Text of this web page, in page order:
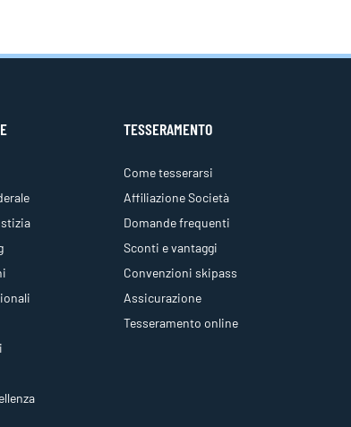
TESSERAMENTO
Come tesserarsi
Affiliazione Società
Domande frequenti
Sconti e vantaggi
Convenzioni skipass
Assicurazione
Tesseramento online